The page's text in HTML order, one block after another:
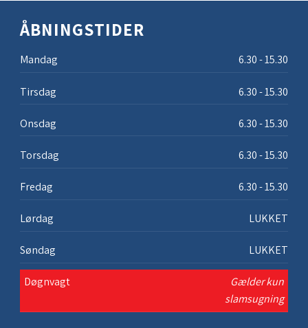
ÅBNINGSTIDER
Mandag 6.30 - 15.30​
Tirsdag 6.30 - 15.30​
Onsdag 6.30 - 15.30​
Torsdag 6.30 - 15.30​
Fredag 6.30 - 15.30​
Lørdag LUKKET
Søndag LUKKET
Døgnvagt
Gælder kun
slamsugning